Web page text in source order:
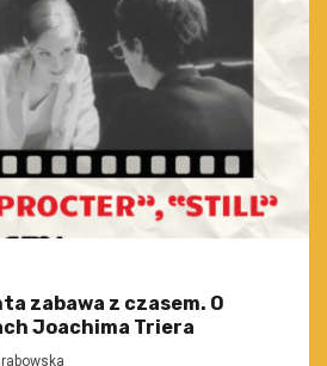
zabawa z czasem. O
Joachima Triera